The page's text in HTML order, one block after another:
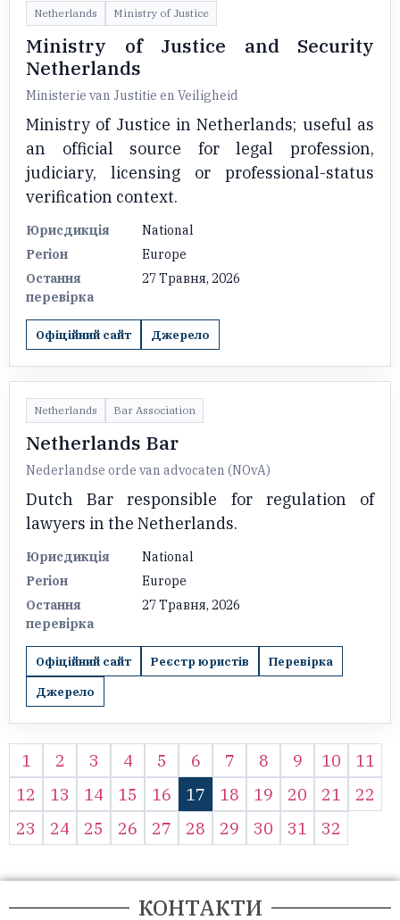
Netherlands Ministry of Justice
Ministry of Justice and Security
Netherlands
Ministerie van Justitie en Veiligheid
Ministry of Justice in Netherlands; useful as
an official source for legal profession,
judiciary, licensing or professional-status
verification context.
Юрисдикція
National
Регіон
Europe
Остання
перевірка
27 Травня, 2026
Офіційний сайт Джерело
Netherlands Bar Association
Netherlands Bar
Nederlandse orde van advocaten (NOvA)
Dutch Bar responsible for regulation of
lawyers in the Netherlands.
Юрисдикція
National
Регіон
Europe
Остання
перевірка
27 Травня, 2026
Офіційний сайт Реєстр юристів
Перевірка
Джерело
1 2 3 4 5 6 7 8 9 10
11
12
13 14 15 16 17 18 19 20 21
22
23
24 25 26 27 28 29 30 31 32
КОНТАКТИ